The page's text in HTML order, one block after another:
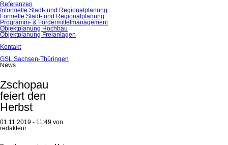
Referenzen
Informelle Stadt- und Regionalplanung
Formelle Stadt- und Regionalplanung
Programm- & Fördermittelmanagement
Objektplanung Hochbau
Objektplanung Freianlagen
Kontakt
GSL Sachsen-Thüringen
News
Zschopau
feiert den
Herbst
01.11.2019 - 11:49 von
redakteur